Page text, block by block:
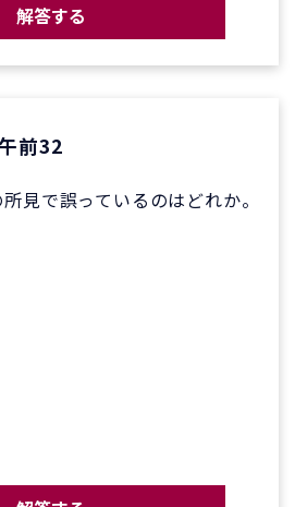
解答する
前32
見で誤っているのはどれか。